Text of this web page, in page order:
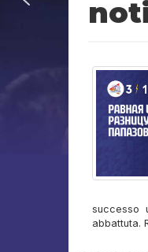
successo
abbattuta.